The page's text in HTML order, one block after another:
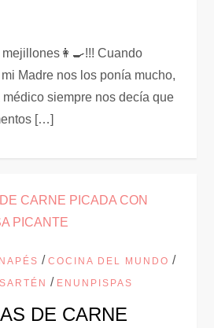
Cuando
Madre nos los ponía mucho,
siempre nos decía que
[…]
/COCINA DEL MUNDO /
SARTÉN / ENUNPISPAS
DE CARNE